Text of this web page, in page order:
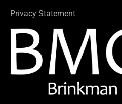
Privacy Statement